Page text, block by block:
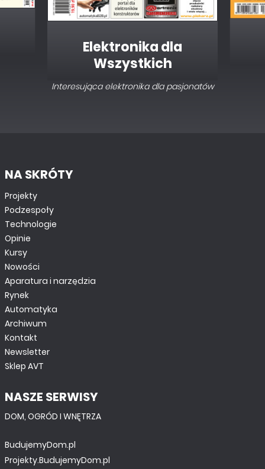
Elektronika dla
Wszystkich
Interesująca elektronika dla pasjonatów
NA SKRÓTY
Projekty
Podzespoły
Technologie
Opinie
Kursy
Nowości
Aparatura i narzędzia
Rynek
Automatyka
Archiwum
Kontakt
Newsletter
Sklep AVT
NASZE SERWISY
DOM, OGRÓD I WNĘTRZA
BudujemyDom.pl
Projekty.BudujemyDom.pl